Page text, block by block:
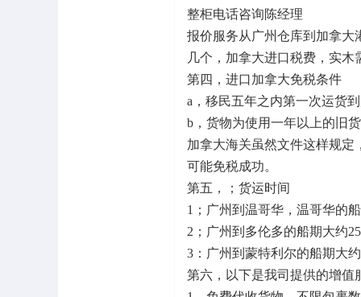
整柜电话咨询陈经理
报价服务从广州仓库到加拿大
几个，加拿大进口税费，实
第四，进口加拿大免税条件
a，移民五年之内第一次运货
b，货物为使用一年以上的旧
加拿大海关虽然文件这样规
可能免税成功。
第五，；货运时间
1；广州到温哥华，温哥华的
2；广州到多伦多的船期大约
3：广州到蒙特利尔的船期大
第六，以下是我司提供的增值